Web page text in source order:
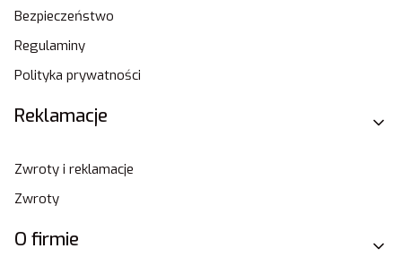
Bezpieczeństwo
Regulaminy
Polityka prywatności
Reklamacje
Zwroty i reklamacje
Zwroty
O firmie